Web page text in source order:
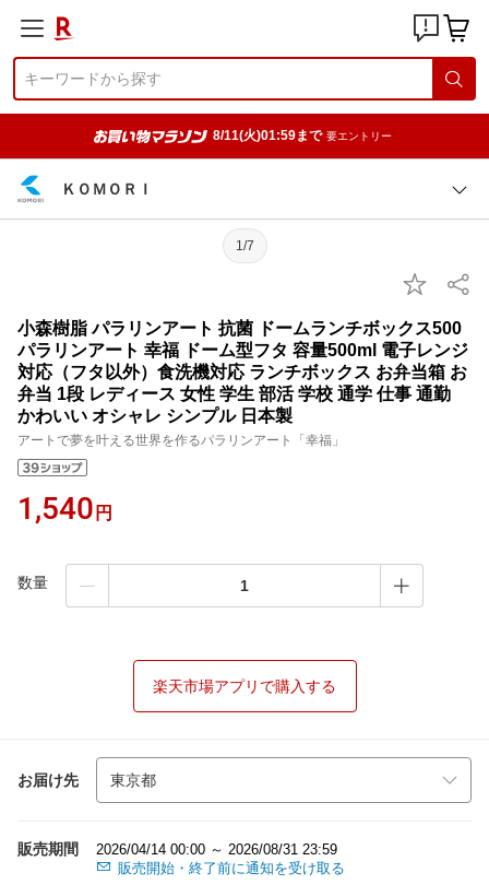
8/11(火)01:59まで 要エントリー
ＫＯＭＯＲＩ
1/7
小森樹脂 パラリンアート 抗菌 ドームランチボックス500
パラリンアート 幸福 ドーム型フタ 容量500ml 電子レンジ
対応（フタ以外）食洗機対応 ランチボックス お弁当箱 お
弁当 1段 レディース 女性 学生 部活 学校 通学 仕事 通勤
かわいい オシャレ シンプル 日本製
アートで夢を叶える世界を作るパラリンアート「幸福」
1,540 円
数量
楽天市場アプリで購入する
お届け先
販売期間
2026/04/14 00:00 ～ 2026/08/31 23:59
販売開始・終了前に通知を受け取る